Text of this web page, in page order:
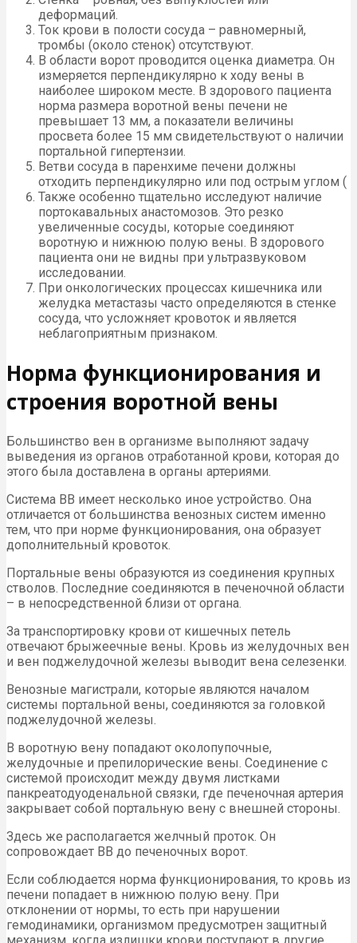
деформаций.
Ток крови в полости сосуда – равномерный,
тромбы (около стенок) отсутствуют.
В области ворот проводится оценка диаметра. Он
измеряется перпендикулярно к ходу вены в
наиболее широком месте. В здорового пациента
норма размера воротной вены печени не
превышает 13 мм, а показатели величины
просвета более 15 мм свидетельствуют о наличии
портальной гипертензии.
Ветви сосуда в паренхиме печени должны
отходить перпендикулярно или под острым углом (
Также особенно тщательно исследуют наличие
портокавальных анастомозов. Это резко
увеличенные сосуды, которые соединяют
воротную и нижнюю полую вены. В здорового
пациента они не видны при ультразвуковом
исследовании.
При онкологических процессах кишечника или
желудка метастазы часто определяются в стенке
сосуда, что усложняет кровоток и является
неблагоприятным признаком.
Норма функционирования и
строения воротной вены
Большинство вен в организме выполняют задачу
выведения из органов отработанной крови, которая до
этого была доставлена в органы артериями.
Система ВВ имеет несколько иное устройство. Она
отличается от большинства венозных систем именно
тем, что при норме функционирования, она образует
дополнительный кровоток.
Портальные вены образуются из соединения крупных
стволов. Последние соединяются в печеночной области
– в непосредственной близи от органа.
За транспортировку крови от кишечных петель
отвечают брыжеечные вены. Кровь из желудочных вен
и вен поджелудочной железы выводит вена селезенки.
Венозные магистрали, которые являются началом
системы портальной вены, соединяются за головкой
поджелудочной железы.
В воротную вену попадают околопупочные,
желудочные и препилорические вены. Соединение с
системой происходит между двумя листками
панкреатодуоденальной связки, где печеночная артерия
закрывает собой портальную вену с внешней стороны.
Здесь же располагается желчный проток. Он
сопровождает ВВ до печеночных ворот.
Если соблюдается норма функционирования, то кровь из
печени попадает в нижнюю полую вену. При
отклонении от нормы, то есть при нарушении
гемодинамики, организмом предусмотрен защитный
механизм, когда излишки крови поступают в другие